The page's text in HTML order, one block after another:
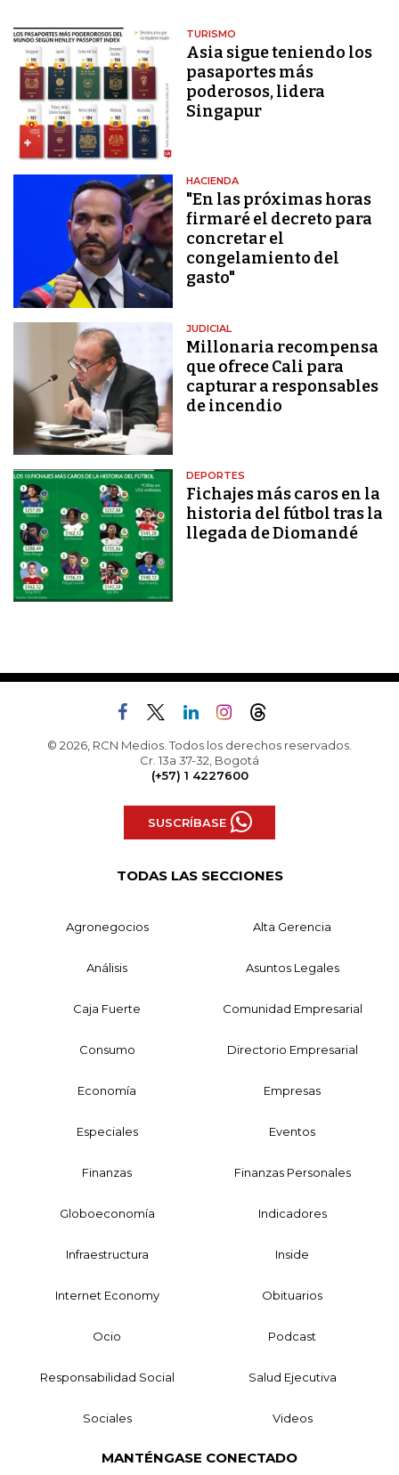
TURISMO
Asia sigue teniendo los
pasaportes más
poderosos, lidera
Singapur
HACIENDA
"En las próximas horas
firmaré el decreto para
concretar el
congelamiento del
gasto"
JUDICIAL
Millonaria recompensa
que ofrece Cali para
capturar a responsables
de incendio
DEPORTES
Fichajes más caros en la
historia del fútbol tras la
llegada de Diomandé
© 2026, RCN Medios. Todos los derechos reservados.
Cr. 13a 37-32, Bogotá
(+57) 1 4227600
SUSCRÍBASE
TODAS LAS SECCIONES
Agronegocios Alta Gerencia
Análisis Asuntos Legales
Caja Fuerte Comunidad Empresarial
Consumo Directorio Empresarial
Economía Empresas
Especiales Eventos
Finanzas Finanzas Personales
Globoeconomía Indicadores
Infraestructura Inside
Internet Economy Obituarios
Ocio Podcast
Responsabilidad Social Salud Ejecutiva
Sociales Videos
MANTÉNGASE CONECTADO